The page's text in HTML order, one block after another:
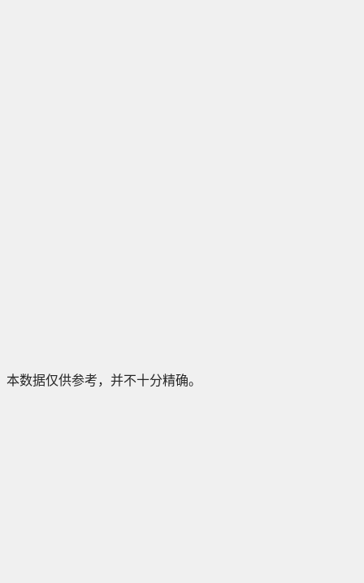
本数据仅供参考，并不十分精确。